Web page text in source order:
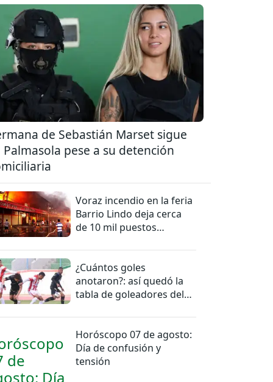
de Sebastián Marset sigue
Palmasola pese a su detención
Voraz incendio en la feria
Barrio Lindo deja cerca
de 10 mil puestos
¿Cuántos goles
anotaron?: así quedó la
tabla de goleadores del
Horóscopo 07 de agosto:
Día de confusión y
tensión